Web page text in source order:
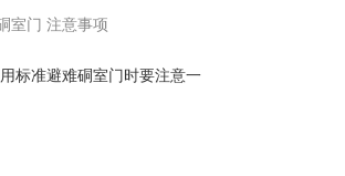
室门 注意事项
标准避难硐室门时要注意一